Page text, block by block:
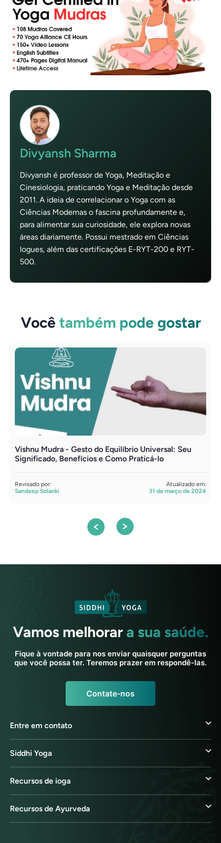
Divyansh Sharma
Divyansh é professor de Yoga, Meditação e
Cinesiologia, praticando Yoga e Meditação desde
2011. A ideia de correlacionar o Yoga com as
Ciências Modernas o fascina profundamente e,
para alimentar sua curiosidade, ele explora novas
áreas diariamente. Possui mestrado em Ciências
Iogues, além das certificações E-RYT-200 e RYT-
500.
Você também pode gostar
Vishnu Mudra - Gesto do Equilíbrio Universal: Seu
Significado, Benefícios e Como Praticá-lo
Revisado por:
Sandeep Solanki
Atualizado em:
31 de março de 2024
Vamos melhorar a sua saúde.
Fique à vontade para nos enviar quaisquer perguntas
que você possa ter. Teremos prazer em respondê-las.
Contate-nos
Entre em contato
Siddhi Yoga
Recursos de ioga
Recursos de Ayurveda